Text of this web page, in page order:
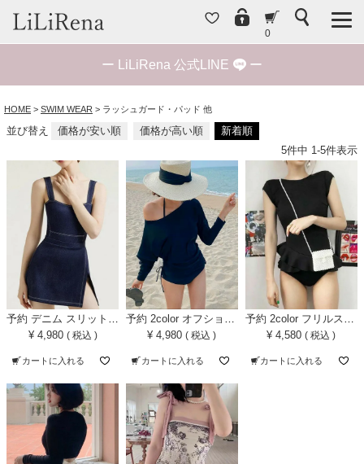
0
ー LiLiRena 公式LINE ー
HOME SWIM WEAR ラッシュガード・パッド 他
並び替え 価格が安い順 価格が高い順
新着順
5件中 1-5件表示
¥ 4,980 税込
カートに入れる
¥ 4,980 税込
カートに入れる
¥ 4,580 税込
カートに入れる